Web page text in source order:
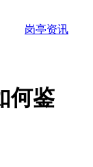
岗亭资讯
何鉴